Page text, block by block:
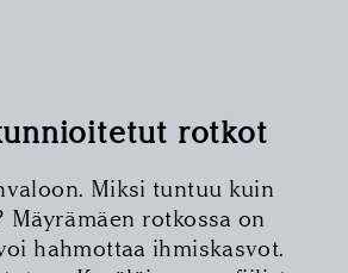
rotkot
Miksi tuntuu kuin
rotkossa on
hahmottaa ihmiskasvot.